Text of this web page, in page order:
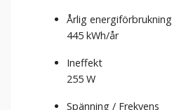
Årlig energiförbrukning
445 kWh/år
Ineffekt
255 W
Spänning / Frekvens